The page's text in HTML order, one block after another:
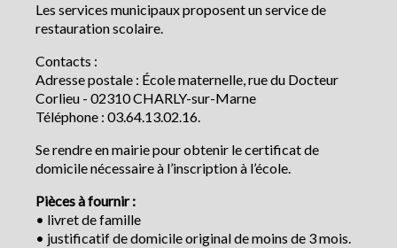
Les services municipaux proposent un service de
restauration scolaire.
Contacts :
Adresse postale : École maternelle, rue du Docteur
Corlieu - 02310 CHARLY-sur-Marne
Téléphone : 03.64.13.02.16.
Se rendre en mairie pour obtenir le certificat de
domicile nécessaire à l’inscription à l’école.
Pièces à fournir :
• livret de famille
• justificatif de domicile original de moins de 3 mois.